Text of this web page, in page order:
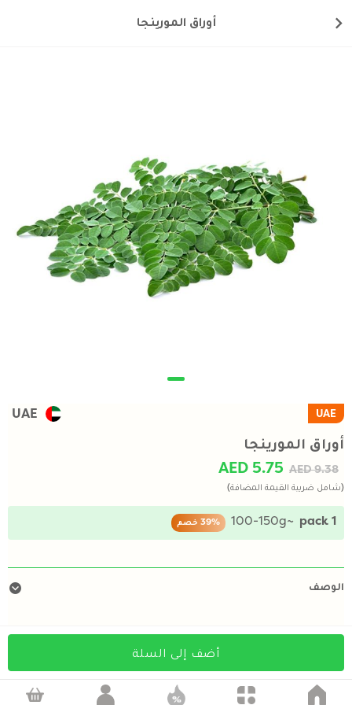
أوراق المورينجا
UAE
UAE
أوراق المورينجا
AED 5.75 AED 9.38
(شامل ضريبة القيمة المضافة)
1 pack
~100-150g
39% خصم
الوصف
أضف إلى السلة